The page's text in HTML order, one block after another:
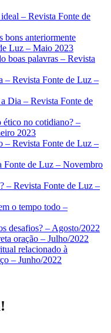
– Revista Fonte de
bons anteriormente
Luz – Maio 2023
boas palavras – Revista
– Revista Fonte de Luz –
Dia – Revista Fonte de
ético no cotidiano? –
2023
– Revista Fonte de Luz –
Fonte de Luz – Novembro
– Revista Fonte de Luz –
o tempo todo –
desafios? – Agosto/2022
oração – Julho/2022
relacionado à
– Junho/2022